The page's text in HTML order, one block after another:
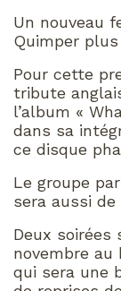
Un nouveau
Quimper
Pour cette
tribute
l’album «
dans sa
ce disque
Le groupe
sera aussi de
Deux soirées
novembre au
qui sera une